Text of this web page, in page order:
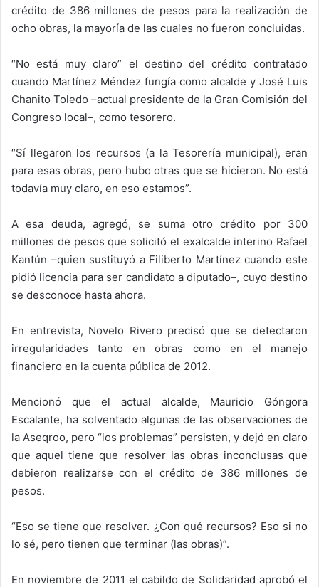
crédito de 386 millones de pesos para la realización de
ocho obras, la mayoría de las cuales no fueron concluidas.
“No está muy claro” el destino del crédito contratado
cuando Martínez Méndez fungía como alcalde y José Luis
Chanito Toledo –actual presidente de la Gran Comisión del
Congreso local–, como tesorero.
“Sí llegaron los recursos (a la Tesorería municipal), eran
para esas obras, pero hubo otras que se hicieron. No está
todavía muy claro, en eso estamos”.
A esa deuda, agregó, se suma otro crédito por 300
millones de pesos que solicitó el exalcalde interino Rafael
Kantún –quien sustituyó a Filiberto Martínez cuando este
pidió licencia para ser candidato a diputado–, cuyo destino
se desconoce hasta ahora.
En entrevista, Novelo Rivero precisó que se detectaron
irregularidades tanto en obras como en el manejo
financiero en la cuenta pública de 2012.
Mencionó que el actual alcalde, Mauricio Góngora
Escalante, ha solventado algunas de las observaciones de
la Aseqroo, pero “los problemas” persisten, y dejó en claro
que aquel tiene que resolver las obras inconclusas que
debieron realizarse con el crédito de 386 millones de
pesos.
“Eso se tiene que resolver. ¿Con qué recursos? Eso si no
lo sé, pero tienen que terminar (las obras)”.
En noviembre de 2011 el cabildo de Solidaridad aprobó el